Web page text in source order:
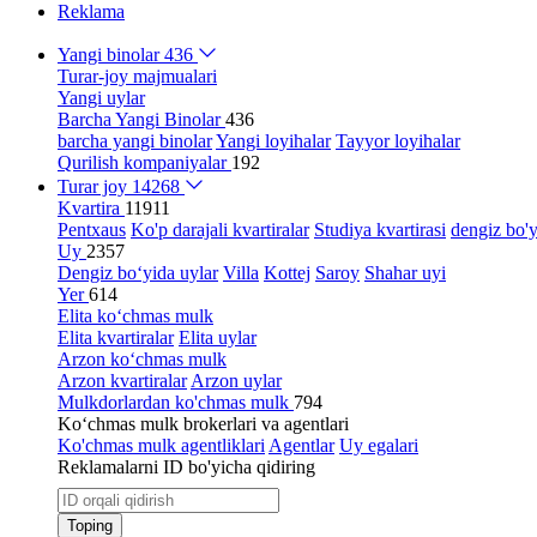
Reklama
Yangi binolar436
Turar-joy majmualari
Yangi uylar
Barcha Yangi Binolar436
barcha yangi binolarYangi loyihalar Tayyor loyihalar
Qurilish kompaniyalar 192
Turar joy 14268
Kvartira 11911
Pentxaus Ko'p darajali kvartiralar Studiya kvartirasi dengiz
Uy 2357
Dengiz bo‘yida uylar Villa Kottej Saroy Shahar uyi
Yer614
Elita ko‘chmas mulk
Elita kvartiralar Elita uylar
Arzon ko‘chmas mulk
Arzon kvartiralar Arzon uylar
Mulkdorlardan ko'chmas mulk 794
Ko‘chmas mulk brokerlari va agentlari
Ko'chmas mulk agentliklari Agentlar Uy egalari
Reklamalarni ID bo'yicha qidiring
Toping